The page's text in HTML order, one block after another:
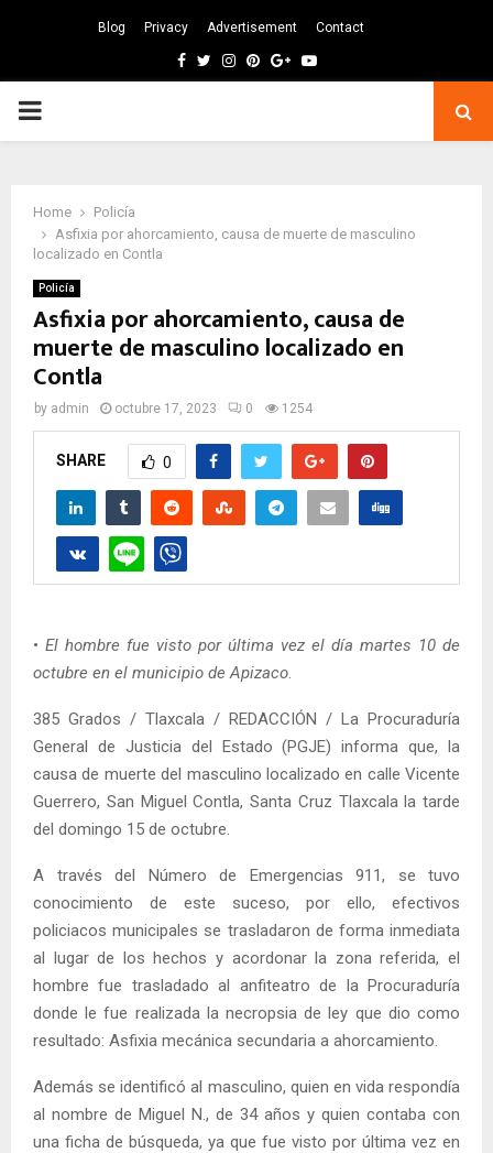
Blog Privacy Advertisement Contact
Facebook
TwitterInstagram
Pinterest
GoogleYoutube
PRIMARY
Home
Policía
Asfixia por ahorcamiento, causa de muerte de masculino
localizado en Contla
Policía
Asfixia por ahorcamiento, causa de
muerte de masculino localizado en
Contla
by admin octubre 17, 2023 0 1254
SHARE 0
• El hombre fue visto por última vez el día martes 10 de
octubre en el municipio de Apizaco
385 Grados / Tlaxcala / REDACCIÓN / La Procuraduría
General de Justicia del Estado (PGJE) informa que, la
causa de muerte del masculino localizado en calle Vicente
Guerrero, San Miguel Contla, Santa Cruz Tlaxcala la tarde
del domingo 15 de octubre.
A través del Número de Emergencias 911, se tuvo
conocimiento de este suceso, por ello, efectivos
policiacos municipales se trasladaron de forma inmediata
al lugar de los hechos y acordonar la zona referida, el
hombre fue trasladado al anfiteatro de la Procuraduría
donde le fue realizada la necropsia de ley que dio como
resultado: Asfixia mecánica secundaria a ahorcamiento.
Además se identificó al masculino, quien en vida respondía
al nombre de Miguel N., de 34 años y quien contaba con
una ficha de búsqueda, ya que fue visto por última vez en